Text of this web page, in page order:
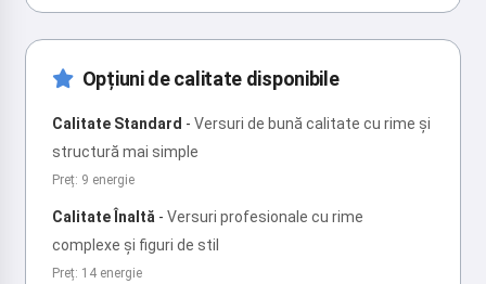
Opțiuni de calitate disponibile
Calitate Standard - Versuri de bună calitate cu rime și
structură mai simple
Preț: 9 energie
Calitate Înaltă - Versuri profesionale cu rime
complexe și figuri de stil
Preț: 14 energie